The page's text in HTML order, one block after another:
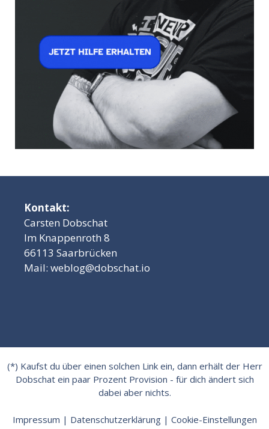
Kontakt:
Carsten Dobschat
Im Knappenroth 8
66113 Saarbrücken
Mail: weblog@dobschat.io
(*) Kaufst du über einen solchen Link ein, dann erhält der Herr
Dobschat ein paar Prozent Provision - für dich ändert sich
dabei aber nichts.
Impressum | Datenschutzerklärung| Cookie-Einstellungen